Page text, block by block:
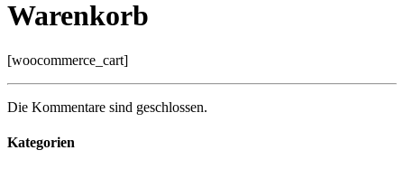
Warenkorb
[woocommerce_cart]
Die Kommentare sind geschlossen.
Kategorien